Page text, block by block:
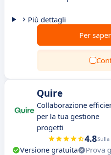
Più dettagli
Per
Quire
Collaborazione
per la tua gestione
progetti
4.8Sulla
Versione gratuita Prova